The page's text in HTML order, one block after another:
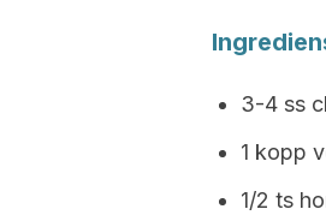
3-4 ss
1 kopp
1/2 ts